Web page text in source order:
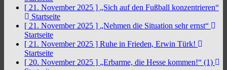
[ 21. November 2025 ] „Sich auf den Fußball konzentrieren“
Startseite
[ 21. November 2025 ] „Nehmen die Situation sehr ernst“
Startseite
[ 21. November 2025 ] Ruhe in Frieden, Erwin Türk!
Startseite
[ 20. November 2025 ] „Erbarme, die Hesse kommen!“ (1)